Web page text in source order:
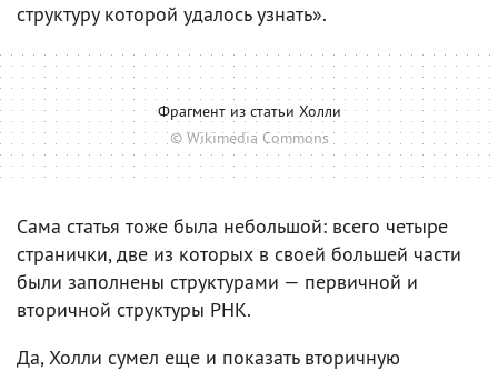
структуру которой удалось узнать».
Фрагмент из статьи Холли
© Wikimedia Commons
Сама статья тоже была небольшой: всего четыре
странички, две из которых в своей большей части
были заполнены структурами — первичной и
вторичной структуры РНК.
Да, Холли сумел еще и показать вторичную